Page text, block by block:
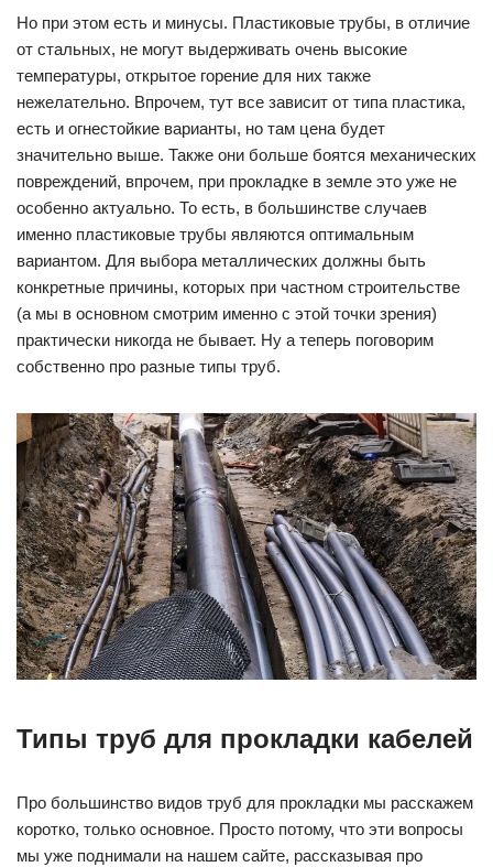
Но при этом есть и минусы. Пластиковые трубы, в отличие
от стальных, не могут выдерживать очень высокие
температуры, открытое горение для них также
нежелательно. Впрочем, тут все зависит от типа пластика,
есть и огнестойкие варианты, но там цена будет
значительно выше. Также они больше боятся механических
повреждений, впрочем, при прокладке в земле это уже не
особенно актуально. То есть, в большинстве случаев
именно пластиковые трубы являются оптимальным
вариантом. Для выбора металлических должны быть
конкретные причины, которых при частном строительстве
(а мы в основном смотрим именно с этой точки зрения)
практически никогда не бывает. Ну а теперь поговорим
собственно про разные типы труб.
Типы труб для прокладки кабелей
Про большинство видов труб для прокладки мы расскажем
коротко, только основное. Просто потому, что эти вопросы
мы уже поднимали на нашем сайте, рассказывая про